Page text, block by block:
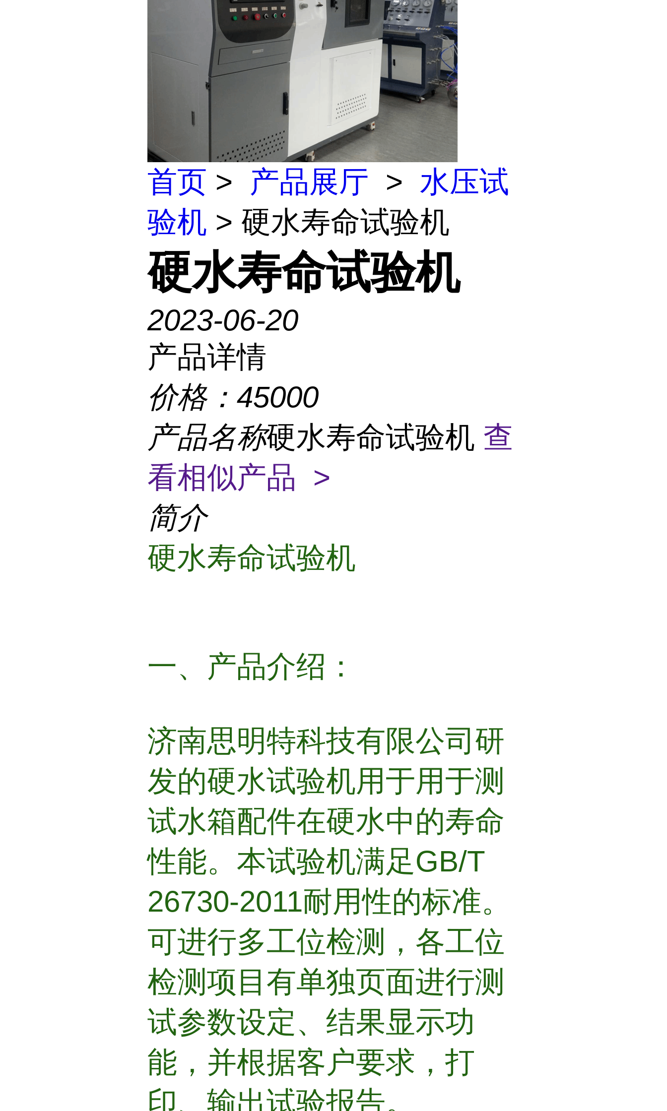
首页 > 产品展厅 > 水压试
验机 > 硬水寿命试验机
硬水寿命试验机
2023-06-20
产品详情
价格： 45000
产品名称硬水寿命试验机 查
看相似产品 >
简介
硬水寿命试验机
一、产品介绍：
济南思明特科技有限公司研
发的硬水试验机用于用于测
试水箱配件在硬水中的寿命
性能。本试验机满足GB/T
26730-2011耐用性的标准。
可进行多工位检测，各工位
检测项目有单独页面进行测
试参数设定、结果显示功
能，并根据客户要求，打
印、输出试验报告。